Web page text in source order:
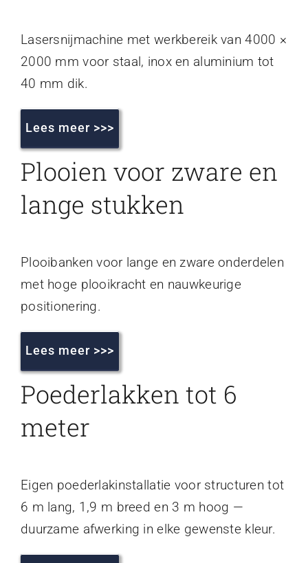
Lasersnijmachine met werkbereik van 4000 ×
2000 mm voor staal, inox en aluminium tot
40 mm dik.
Lees meer >>>
Plooien voor zware en
lange stukken
Plooibanken voor lange en zware onderdelen
met hoge plooikracht en nauwkeurige
positionering.
Lees meer >>>
Poederlakken tot 6
meter
Eigen poederlakinstallatie voor structuren tot
6 m lang, 1,9 m breed en 3 m hoog —
duurzame afwerking in elke gewenste kleur.